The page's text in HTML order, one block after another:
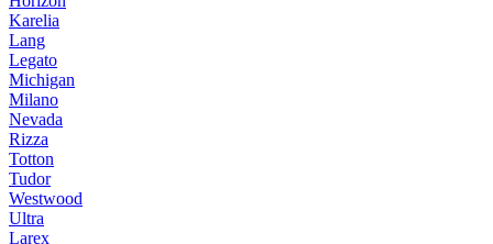
Karelia
Lang
Legato
Michigan
Milano
Nevada
Rizza
Totton
Tudor
Westwood
Ultra
Larex